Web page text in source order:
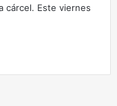
cárcel. Este viernes